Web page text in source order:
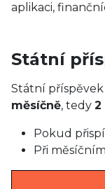
aplikaci,
Státní
Státní
měsíčně, tedy 2
Pokud
Při